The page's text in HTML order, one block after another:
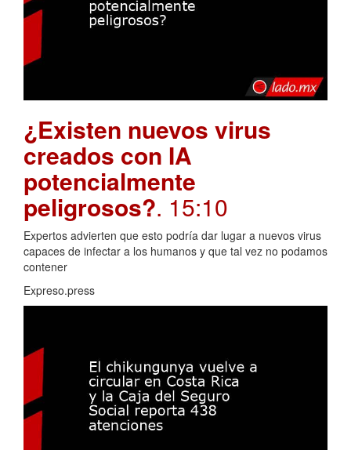
¿Existen nuevos virus
creados con IA
potencialmente
peligrosos?. 15:10
Expertos advierten que esto podría dar lugar a nuevos virus
capaces de infectar a los humanos y que tal vez no podamos
contener
Expreso.press